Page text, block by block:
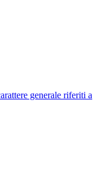
generale riferiti a